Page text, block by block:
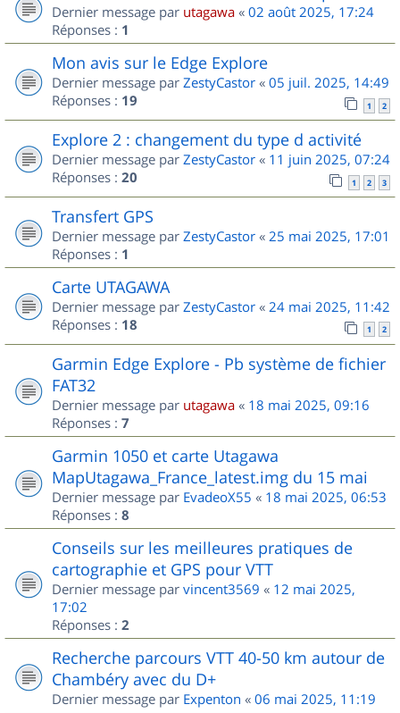
Dernier message par utagawa « 02 août 2025, 17:24
Réponses : 1
Mon avis sur le Edge Explore
Dernier message par ZestyCastor « 05 juil. 2025, 14:49
Réponses : 19 1 2
Explore 2 : changement du type d activité
Dernier message par ZestyCastor « 11 juin 2025, 07:24
Réponses : 20 1 2 3
Transfert GPS
Dernier message par ZestyCastor « 25 mai 2025, 17:01
Réponses : 1
Carte UTAGAWA
Dernier message par ZestyCastor « 24 mai 2025, 11:42
Réponses : 18 1 2
Garmin Edge Explore - Pb système de fichier
FAT32
Dernier message par utagawa « 18 mai 2025, 09:16
Réponses : 7
Garmin 1050 et carte Utagawa
MapUtagawa_France_latest.img du 15 mai
Dernier message par EvadeoX55 « 18 mai 2025, 06:53
Réponses : 8
Conseils sur les meilleures pratiques de
cartographie et GPS pour VTT
Dernier message par vincent3569 « 12 mai 2025,
17:02
Réponses : 2
Recherche parcours VTT 40-50 km autour de
Chambéry avec du D+
Dernier message par Expenton « 06 mai 2025, 11:19